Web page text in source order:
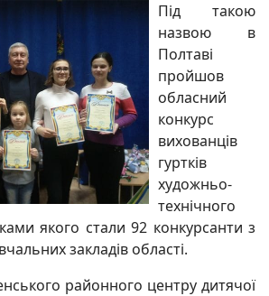
Під такою
назвою в
Полтаві
пройшов
обласний
конкурс
вихованців
гуртків
художньо-
технічного
якого стали 92 конкурсанти з
закладів області.
районного центру дитячої